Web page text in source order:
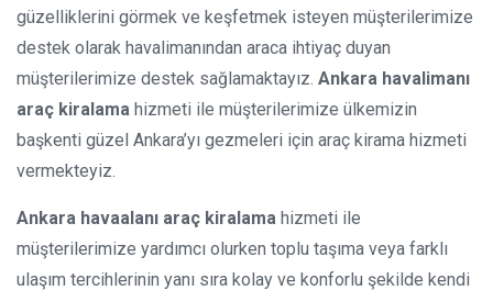
güzelliklerini görmek ve keşfetmek isteyen müşterilerimize
destek olarak havalimanından araca ihtiyaç duyan
müşterilerimize destek sağlamaktayız. Ankara havalimanı
araç kiralama hizmeti ile müşterilerimize ülkemizin
başkenti güzel Ankara’yı gezmeleri için araç kirama hizmeti
vermekteyiz.
Ankara havaalanı araç kiralama hizmeti ile
müşterilerimize yardımcı olurken toplu taşıma veya farklı
ulaşım tercihlerinin yanı sıra kolay ve konforlu şekilde kendi